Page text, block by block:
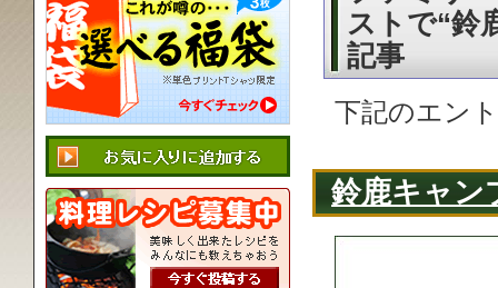
ストで“鈴
記事
下記のエン
鈴鹿キャン